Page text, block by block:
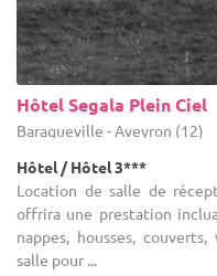
Hôtel Segala Plein Ciel
Baraqueville - Aveyron (12)
Hôtel / Hôtel 3***
Location de salle de
offrira une prestation
nappes, housses,
salle pour ...